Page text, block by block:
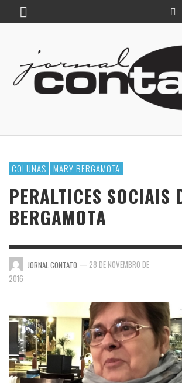
COLUNAS MARY BERGAMOTA
PERALTICES SOCIAIS
BERGAMOTA
JORNAL CONTATO — 28 DE NOVEMBRO DE
2016